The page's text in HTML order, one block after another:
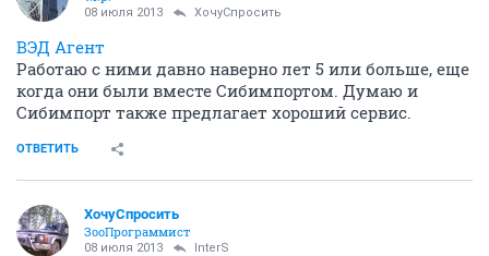
08 июля 2013 ХочуСпросить
ВЭД Агент
Работаю с ними давно наверно лет 5 или больше, еще
когда они были вместе Сибимпортом. Думаю и
Сибимпорт также предлагает хороший сервис.
ОТВЕТИТЬ
ХочуСпросить
ЗооПрограммист
08 июля 2013 InterS